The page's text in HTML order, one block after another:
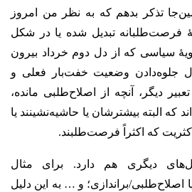
تذکر بدهم که به نظر من امروز
فرصت‌طلبانه تبدیل شده یا در شکل
سیاسی‌ که از دل دوم خرداد بیرون
جلوه‌دادن وضعیت خفت‌بار فعلی و
دیگر، آنچه از اصلاح‌طلبی مانده،
که البته بیشترشان یا حاشیه‌نشینند یا
که اکثراً فرصت‌طلبند.
دیگری هم دارد. برای مثال
اصلاح‌طلبی/براندازی؛ و … به این دلیل